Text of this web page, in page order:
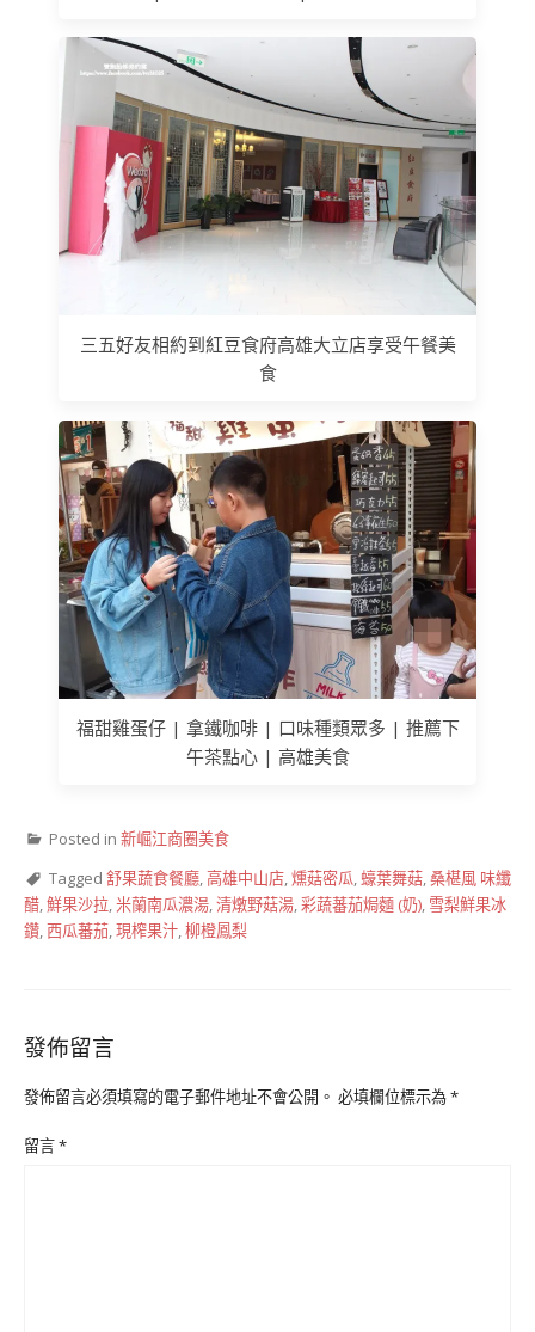
三五好友相約到紅豆食府高雄大立店享受午餐美
食
福甜雞蛋仔 | 拿鐵咖啡 | 口味種類眾多 | 推薦下
午茶點心 | 高雄美食
Posted in 新崛江商圈美食
Tagged 舒果蔬食餐廳,高雄中山店,燻菇密瓜, 蠔葉舞菇,桑椹風 味纖
醋,鮮果沙拉,米蘭南瓜濃湯,清燉野菇湯,彩蔬蕃茄焗麵 (奶), 雪梨鮮果冰
鑽,西瓜蕃茄,現榨果汁,柳橙鳳梨
發佈留言
發佈留言必須填寫的電子郵件地址不會公開。 必填欄位標示為*
留言*